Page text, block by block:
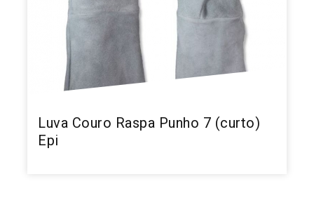
Luva Couro Raspa Punho 7 (curto)
Epi